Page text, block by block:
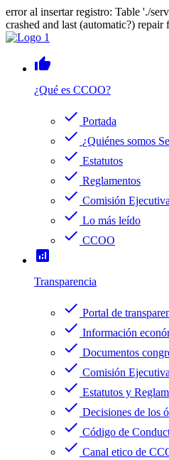
error al insertar registro: Table './
crashed and last (automatic?) repair
thumb_up
¿Qué es CCOO?
check Portada
check ¿Quiénes somos
check Estatutos
check Reglamentos
check Comisión Ejecutiva
check Lo más leído
check CCOO
analytics
Transparencia
check Portal de
check Información
check Documentos
check Comisión Ejecutiva
check Estatutos y
check Decisiones de los
check Código de
check Canal etico de